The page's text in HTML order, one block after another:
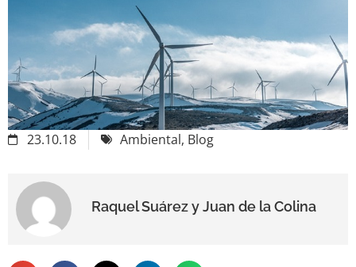
23.10.18 Ambiental, Blog
Raquel Suárez y Juan de la Colina